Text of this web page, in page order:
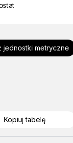
jednostki metryczne
Kopiuj tabelę